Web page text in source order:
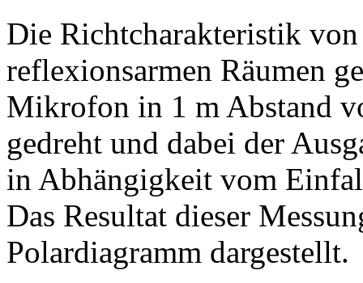
Die Richtcharakteristik
reflexionsarmen Räumen
Mikrofon in 1 m Abstand
gedreht und dabei der
in Abhängigkeit vom
Das Resultat dieser
Polardiagramm dargestellt.